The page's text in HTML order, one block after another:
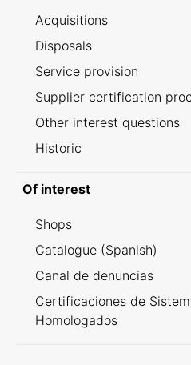
Acquisitions
Disposals
Service provision
Supplier certification
Other interest questions
Historic
Of interest
Shops
Catalogue (Spanish)
Canal de denuncias
Certificaciones de
Homologados